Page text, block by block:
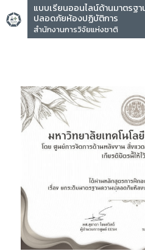
แบบเรียนออนไลน์ด้านมาตรฐา
ปลอดภัยห้องปฏิบัติการ
สำนักงานการวิจัยแห่งชาติ